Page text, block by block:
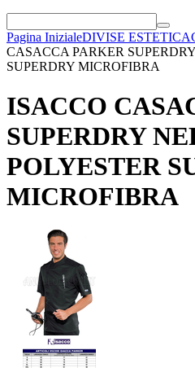
Pagina InizialeDIVISE ESTETICA
CASACCA PARKER
SUPERDRY MICROFIBRA
ISACCO
SUPERDRY
POLYESTER
MICROFIBRA